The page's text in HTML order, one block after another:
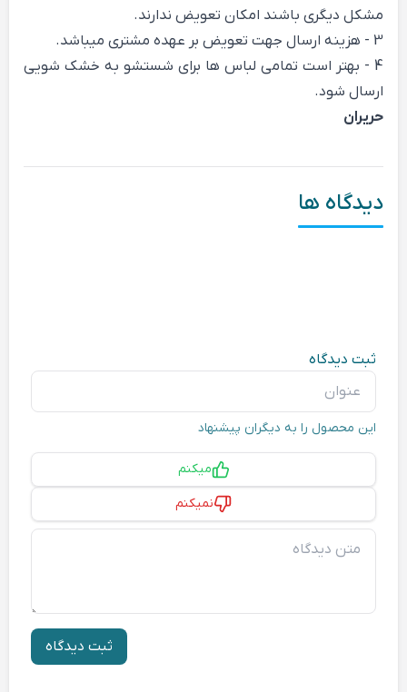
مشکل دیگری باشند امکان تعویض ندارند.
3 - هزینه ارسال جهت تعویض بر عهده مشتری میباشد.
4 - بهتر است تمامی لباس ها برای شستشو به خشک شویی
ارسال شود.
حریران
دیدگاه ها
ثبت دیدگاه
عنوان
این محصول را به دیگران پیشنهاد
پیشنهاد
میکنم
نمیکنم
متن دیدگاه
ثبت دیدگاه